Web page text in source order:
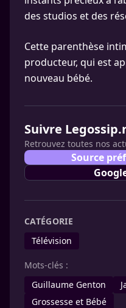
des studios et des
Cette parenthèse
producteur, qui est
nouveau bébé.
Suivre
Retrouvez toutes nos
Source
CATÉGORIE
Télévision
Mots-clés :
Guillaume Genton
Grossesse et Bébé